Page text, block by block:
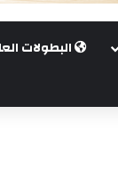
البطولات